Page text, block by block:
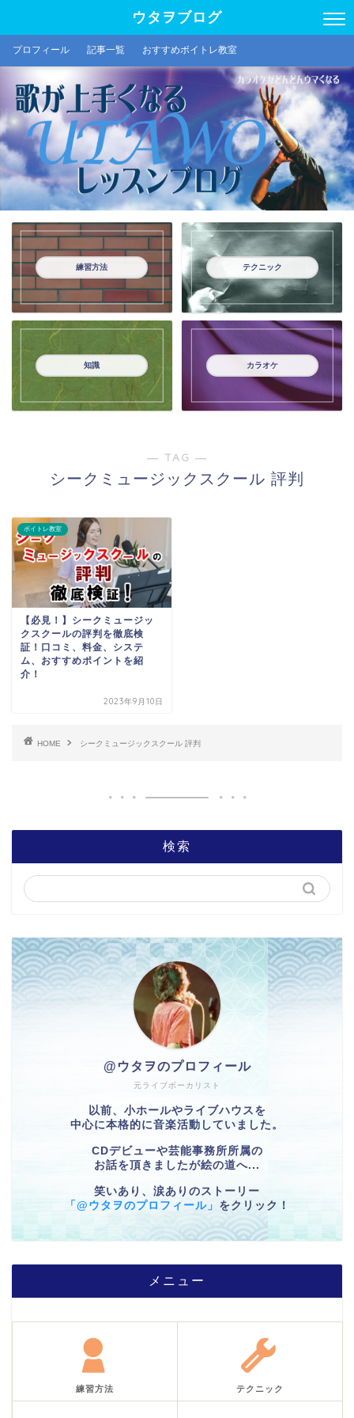
ウタヲブログ
プロフィール 記事一覧 おすすめボイトレ教室
練習方法 テクニック
知識 カラオケ
― TAG ―
シークミュージックスクール 評判
ボイトレ教室
【必見！】シークミュージッ
クスクールの評判を徹底検
証！口コミ、料金、システ
ム、おすすめポイントを紹
介！
2023年9月10日
HOME シークミュージックスクール 評判
検索
元ライブボーカリスト
@ウタヲのプロフィール
以前、小ホールやライブハウスを
中心に本格的に音楽活動していました。
CDデビューや芸能事務所所属の
お話を頂きましたが絵の道へ...
笑いあり、涙ありのストーリー
「@ウタヲのプロフィール」 をクリック！
メニュー
練習方法 テクニック